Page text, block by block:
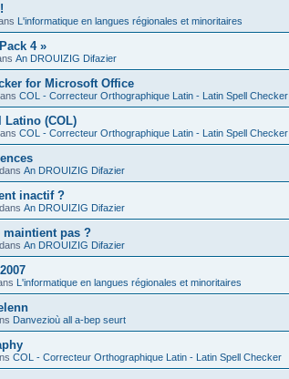
L'informatique en langues régionales et minoritaires
4 »
An DROUIZIG Difazier
for Microsoft Office
COL - Correcteur Orthographique Latin - Latin Spell Checker
Latino (COL)
COL - Correcteur Orthographique Latin - Latin Spell Checker
An DROUIZIG Difazier
inactif ?
An DROUIZIG Difazier
maintient pas ?
An DROUIZIG Difazier
L'informatique en langues régionales et minoritaires
Danvezioù all a-bep seurt
COL - Correcteur Orthographique Latin - Latin Spell Checker